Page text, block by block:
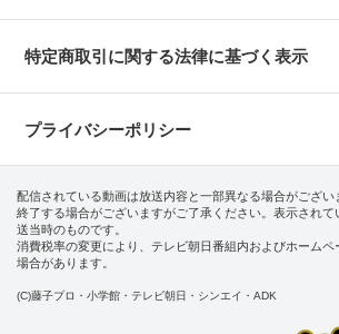
特定商取引に関する法律に基づく表示
プライバシーポリシー
配信されている動画は放送内容と一部異なる場合がござ
終了する場合がございますがご了承ください。表示され
送当時のものです。
消費税率の変更により、テレビ朝日番組内およびホーム
場合があります。
(C)藤子プロ・小学館・テレビ朝日・シンエイ・ADK